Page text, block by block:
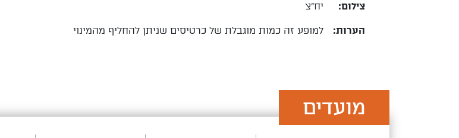
צילום: יח"צ
הערות: למופע זה כמות מוגבלת של כרטיסים שניתן להחליף מהמינוי
מועדים